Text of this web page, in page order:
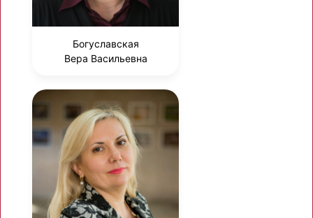
Богуславская
Вера Васильевна